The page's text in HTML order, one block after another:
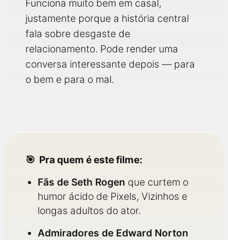
Funciona muito bem em casal,
justamente porque a história central
fala sobre desgaste de
relacionamento. Pode render uma
conversa interessante depois — para
o bem e para o mal.
Pra quem é este filme:
Fãs de Seth Rogen que curtem o
humor ácido de Pixels, Vizinhos e
longas adultos do ator.
Admiradores de Edward Norton